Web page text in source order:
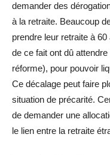
demander des
à la retraite. Beaucoup
prendre leur retraite à
de ce fait ont dû
réforme), pour pouvoir
Ce décalage peut faire
situation de précarité.
de demander une
le lien entre la retraite